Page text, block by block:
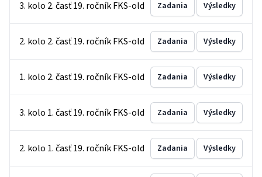
3. kolo 2. časť 19. ročník FKS-old Zadania Výsledky
2. kolo 2. časť 19. ročník FKS-old Zadania Výsledky
1. kolo 2. časť 19. ročník FKS-old Zadania Výsledky
3. kolo 1. časť 19. ročník FKS-old Zadania Výsledky
2. kolo 1. časť 19. ročník FKS-old Zadania Výsledky